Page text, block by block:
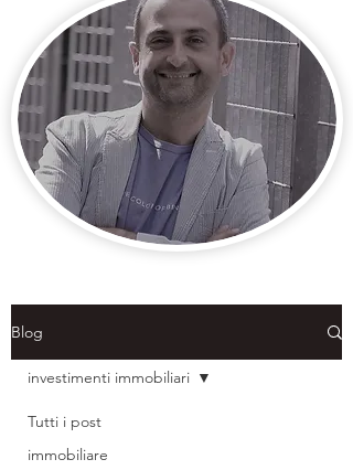
Blog
Tutti i post
immobiliare
investimenti immobiliari